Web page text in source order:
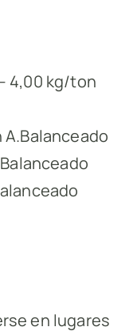
4,00 kg/ton
en lugares